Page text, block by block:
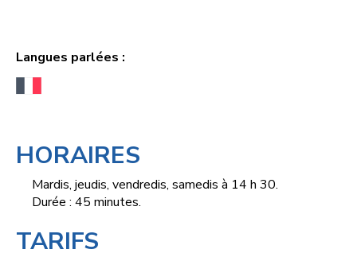
Langues parlées :
HORAIRES
Mardis, jeudis, vendredis, samedis à 14 h 30.
Durée : 45 minutes.
TARIFS